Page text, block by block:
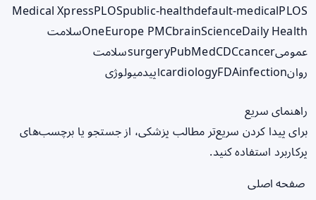
Medical XpressPLOSpublic-healthdefault-medicalPLOS
OneEurope PMCbrainScienceDaily Health
سلامت
عمومی
surgeryPubMedCDCcancer
سلامت
روان
cardiologyFDAinfection اپیدمیولوژی
راهنمای سریع
برای پیدا کردن سریع‌تر مطالب پزشکی، از جستجو یا برچسب‌های
پرکاربرد استفاده کنید.
صفحه اصلی